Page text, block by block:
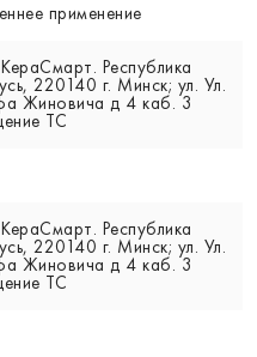
применение
Республика
220140 г. Минск; ул. Ул.
Жиновича д 4 каб. 3
ТС
Республика
220140 г. Минск; ул. Ул.
Жиновича д 4 каб. 3
ТС